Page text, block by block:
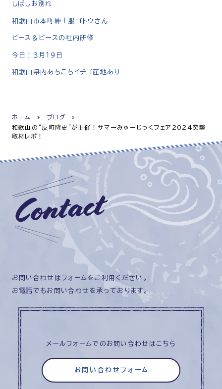
しばしお別れ
和歌山市本町紳士服ゴトウさん
ピース＆ピースの社内研修
今日！３月１９日
和歌山県内あちこちイチゴ産地あり
ホーム » ブログ
»
和歌山の“反町隆史”が主催！サマーみゅーじっくフェア2024突撃
取材レポ！
お問い合わせはフォームをご利用ください。
お電話でもお問い合わせを承っております。
メールフォームでのお問い合わせはこちら
お問い合わせフォーム